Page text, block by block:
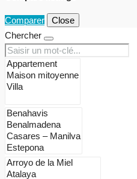
Comparer
Close
Chercher